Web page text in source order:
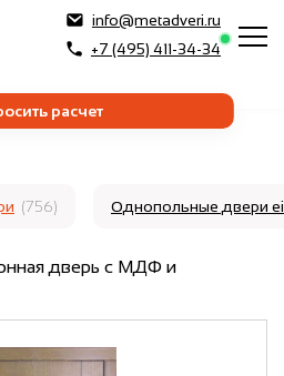
info@metadveri.ru
+7 (495) 411-34-34
расчет
(756) Однопольные двери
дверь с МДФ и